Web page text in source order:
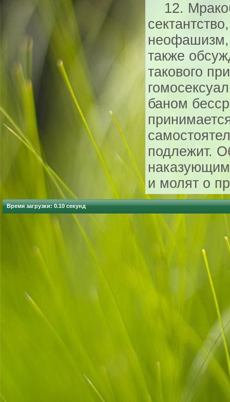
12.
неофашизм,
также
такового
баном
подлежит.
и молят о
Время загрузки: 0.10 секунд